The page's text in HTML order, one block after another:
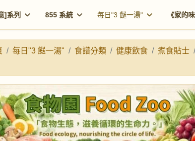
]系列 855 系統 每日"3 餸一湯" 《家的
每日"3 餸一湯" 食譜分類 健康飲食 煮食貼士